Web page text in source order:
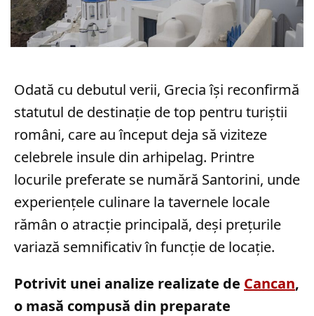
Odată cu debutul verii, Grecia își reconfirmă
statutul de destinație de top pentru turiștii
români, care au început deja să viziteze
celebrele insule din arhipelag. Printre
locurile preferate se numără Santorini, unde
experiențele culinare la tavernele locale
rămân o atracție principală, deși prețurile
variază semnificativ în funcție de locație.
Potrivit unei analize realizate de Cancan,
o masă compusă din preparate